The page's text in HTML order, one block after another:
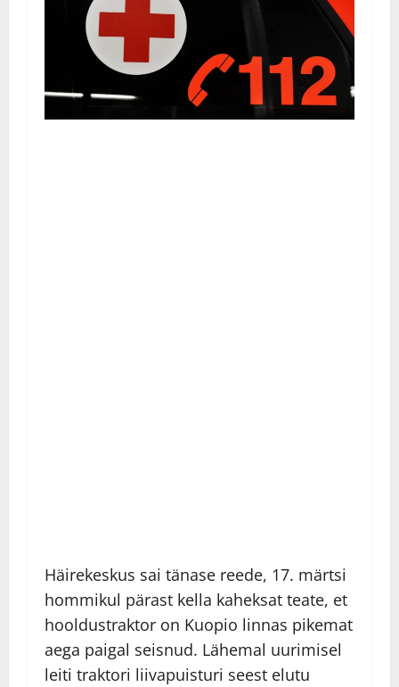
Häirekeskus sai tänase reede, 17. märtsi
hommikul pärast kella kaheksat teate, et
hooldustraktor on Kuopio linnas pikemat
aega paigal seisnud. Lähemal uurimisel
leiti traktori liivapuisturi seest elutu